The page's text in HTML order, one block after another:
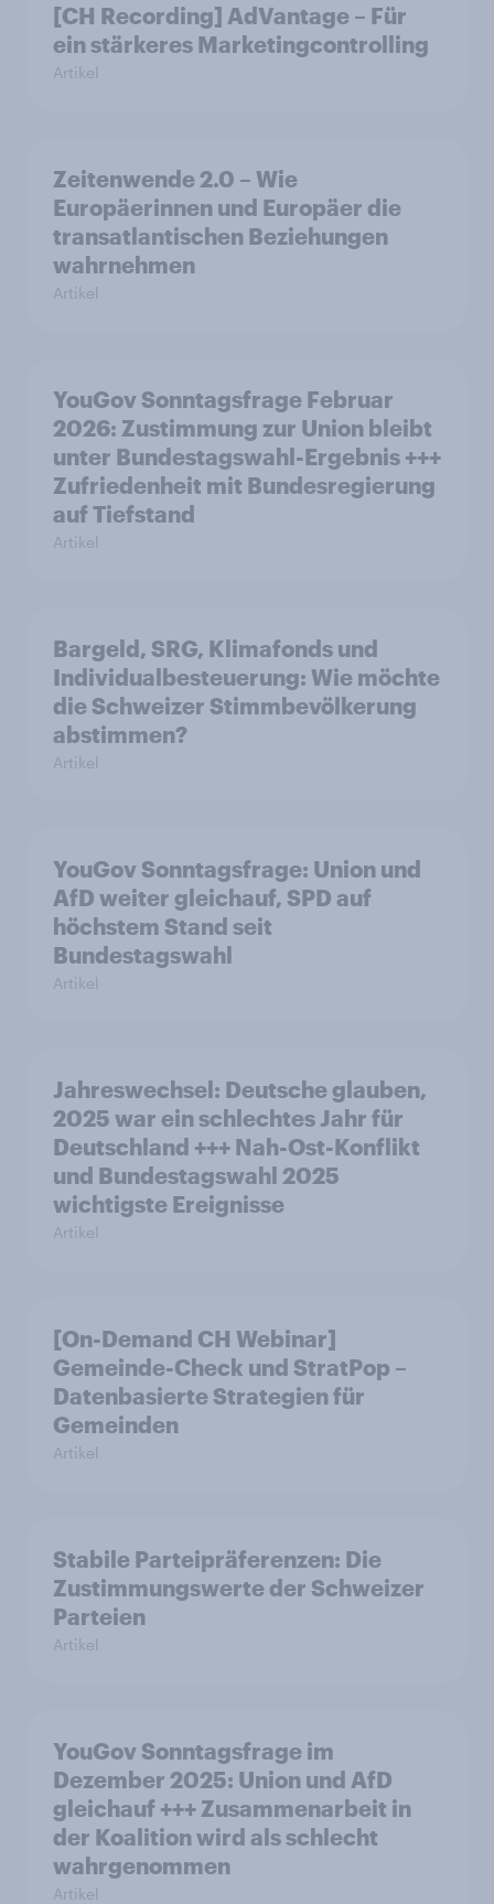
[CH Recording] AdVantage – Für
ein stärkeres Marketingcontrolling
Artikel
Zeitenwende 2.0 – Wie
Europäerinnen und Europäer die
transatlantischen Beziehungen
wahrnehmen
Artikel
YouGov Sonntagsfrage Februar
2026: Zustimmung zur Union bleibt
unter Bundestagswahl-Ergebnis +++
Zufriedenheit mit Bundesregierung
auf Tiefstand
Artikel
Bargeld, SRG, Klimafonds und
Individualbesteuerung: Wie möchte
die Schweizer Stimmbevölkerung
abstimmen?
Artikel
YouGov Sonntagsfrage: Union und
AfD weiter gleichauf, SPD auf
höchstem Stand seit
Bundestagswahl
Artikel
Jahreswechsel: Deutsche glauben,
2025 war ein schlechtes Jahr für
Deutschland +++ Nah-Ost-Konflikt
und Bundestagswahl 2025
wichtigste Ereignisse
Artikel
[On-Demand CH Webinar]
Gemeinde-Check und StratPop –
Datenbasierte Strategien für
Gemeinden
Artikel
Stabile Parteipräferenzen: Die
Zustimmungswerte der Schweizer
Parteien
Artikel
YouGov Sonntagsfrage im
Dezember 2025: Union und AfD
gleichauf +++ Zusammenarbeit in
der Koalition wird als schlecht
wahrgenommen
Artikel